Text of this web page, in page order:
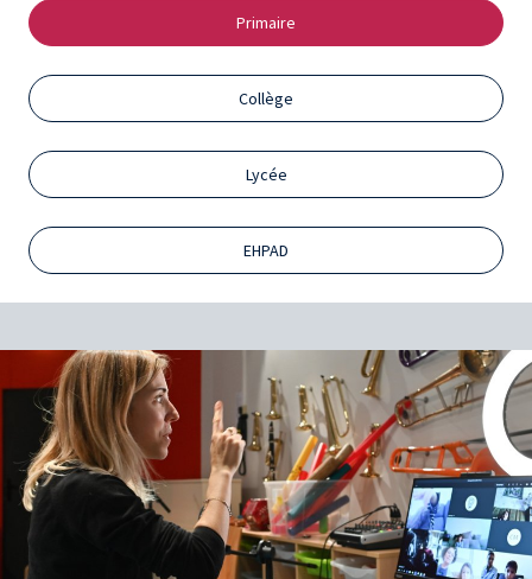
Primaire
Collège
Lycée
EHPAD